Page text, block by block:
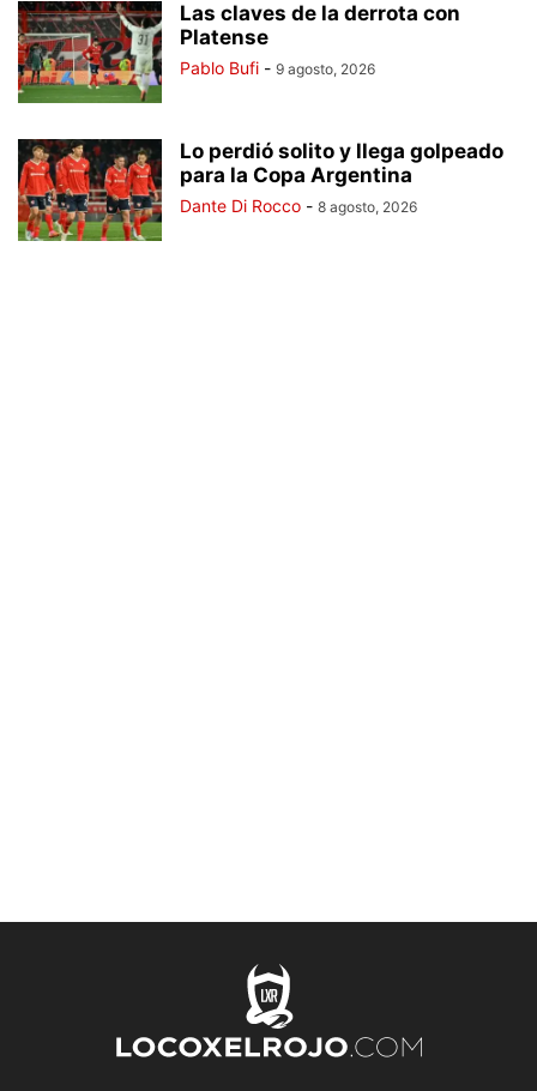
Las claves de la derrota con
Platense
Pablo Bufi - 9 agosto, 2026
Lo perdió solito y llega golpeado
para la Copa Argentina
Dante Di Rocco - 8 agosto, 2026